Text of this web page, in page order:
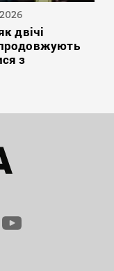
двічі
з